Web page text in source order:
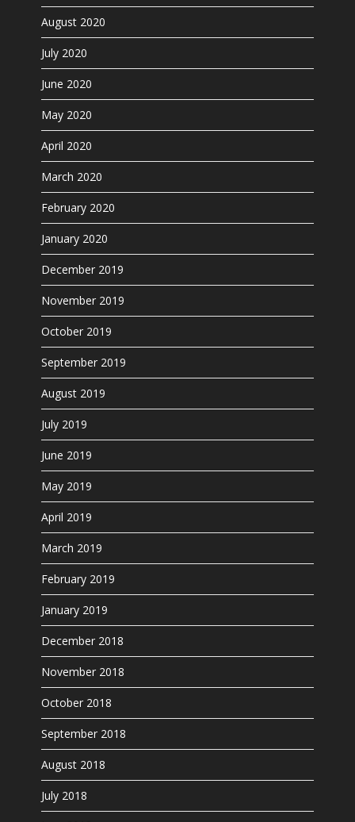
August 2020
July 2020
June 2020
May 2020
April 2020
March 2020
February 2020
January 2020
December 2019
November 2019
October 2019
September 2019
August 2019
July 2019
June 2019
May 2019
April 2019
March 2019
February 2019
January 2019
December 2018
November 2018
October 2018
September 2018
August 2018
July 2018